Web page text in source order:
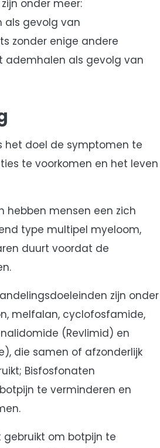
onder meer:
als gevolg van
zonder enige andere
ademhalen als gevolg van
het doel de symptomen te
te voorkomen en het leven
hebben mensen een zich
type multipel myeloom,
duurt voordat de
zijn onder
melfalan, cyclofosfamide,
(Revlimid) en
die samen of afzonderlijk
Bisfosfonaten
te verminderen en
om botpijn te